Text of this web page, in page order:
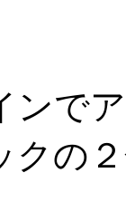
ンで
クの